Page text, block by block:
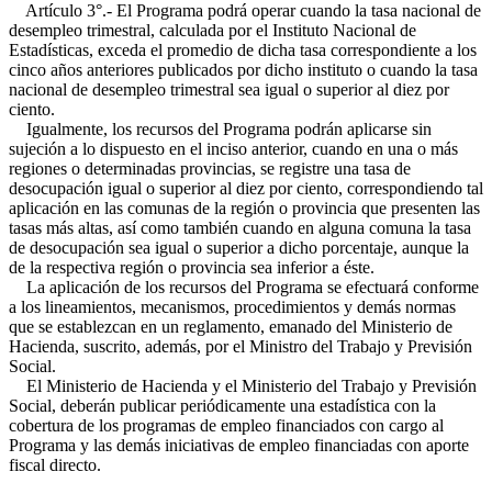
Artículo 3°.- El Programa podrá operar cuando la tasa nacional de
desempleo trimestral, calculada por el Instituto Nacional de
Estadísticas, exceda el promedio de dicha tasa correspondiente a los
cinco años anteriores publicados por dicho instituto o cuando la tasa
nacional de desempleo trimestral sea igual o superior al diez por
ciento.
Igualmente, los recursos del Programa podrán aplicarse sin
sujeción a lo dispuesto en el inciso anterior, cuando en una o más
regiones o determinadas provincias, se registre una tasa de
desocupación igual o superior al diez por ciento, correspondiendo tal
aplicación en las comunas de la región o provincia que presenten las
tasas más altas, así como también cuando en alguna comuna la tasa
de desocupación sea igual o superior a dicho porcentaje, aunque la
de la respectiva región o provincia sea inferior a éste.
La aplicación de los recursos del Programa se efectuará conforme
a los lineamientos, mecanismos, procedimientos y demás normas
que se establezcan en un reglamento, emanado del Ministerio de
Hacienda, suscrito, además, por el Ministro del Trabajo y Previsión
Social.
El Ministerio de Hacienda y el Ministerio del Trabajo y Previsión
Social, deberán publicar periódicamente una estadística con la
cobertura de los programas de empleo financiados con cargo al
Programa y las demás iniciativas de empleo financiadas con aporte
fiscal directo.